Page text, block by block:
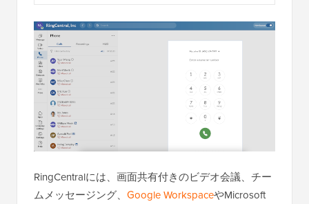
RingCentralには、画面共有付きのビデオ会議、チー
ムメッセージング、 Google WorkspaceやMicrosoft